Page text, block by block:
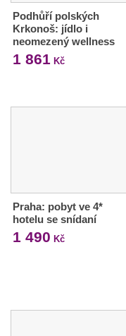
Podhůří polských
Krkonoš: jídlo i
neomezený wellness
1 861 Kč
Praha: pobyt ve 4*
hotelu se snídaní
1 490 Kč